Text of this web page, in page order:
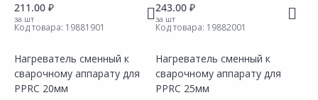
211.00 ₽
за шт
Код товара: 19881901
Нагреватель сменный к
сварочному аппарату для
PPRC 20мм
243.00 ₽
за шт
Код товара: 19882001
Нагреватель сменный к
сварочному аппарату для
PPRC 25мм